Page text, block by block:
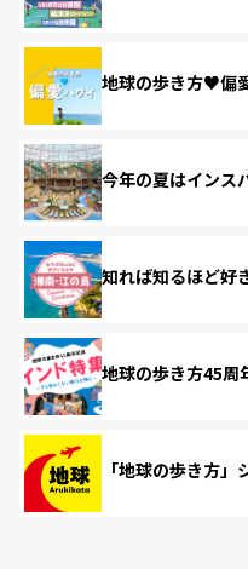
地球の歩き方♥偏
今年の夏はインス
知れば知るほど好
地球の歩き方45周
「地球の歩き方